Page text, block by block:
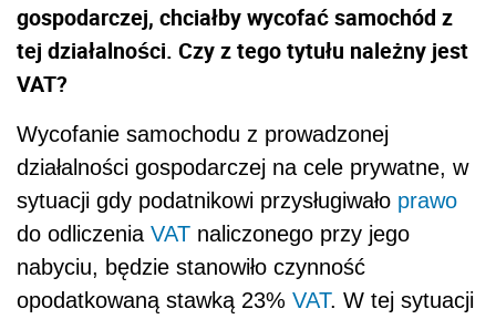
gospodarczej, chciałby wycofać samochód z
tej działalności. Czy z tego tytułu należny jest
VAT?
Wycofanie samochodu z prowadzonej
działalności gospodarczej na cele prywatne, w
sytuacji gdy podatnikowi przysługiwało prawo
do odliczenia VAT naliczonego przy jego
nabyciu, będzie stanowiło czynność
opodatkowaną stawką 23% VAT. W tej sytuacji